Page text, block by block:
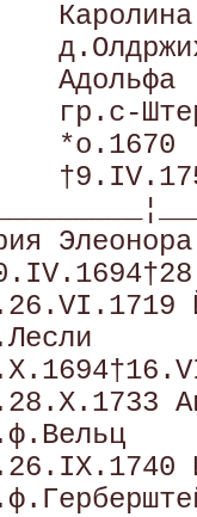
Адольфа
гр.с-
*о.1670